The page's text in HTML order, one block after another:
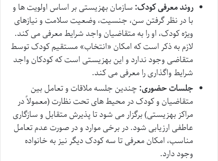
روند معرفی کودک: سازمان بهزیستی بر اساس اولویت ها و
با در نظر گرفتن سن، جنسیت، وضعیت سلامت و نیازهای
ویژه کودک، او را به متقاضیان واجد شرایط معرفی می کند.
لازم به ذکر است که امکان «انتخاب» مستقیم کودک توسط
متقاضی وجود ندارد و این بهزیستی است که کودکان واجد
شرایط واگذاری را معرفی می کند.
جلسات حضوری: چندین جلسه ملاقات و تعامل بین
متقاضیان و کودک در محیط های تحت نظارت (معمولاً در
مراکز بهزیستی) برگزار می شود تا پذیرش متقابل و سازگاری
عاطفی ارزیابی شود. در برخی موارد و در صورت عدم تعامل
مناسب، امکان معرفی تا سه کودک دیگر نیز به خانواده
وجود دارد.